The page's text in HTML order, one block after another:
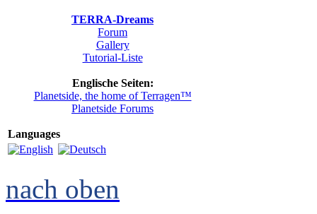
TERRA-Dreams
Forum
Gallery
Tutorial-Liste
Englische Seiten:
Planetside, the home of Terragen™
Planetside Forums
Languages
nach oben